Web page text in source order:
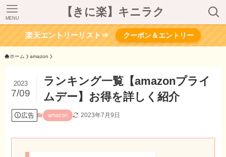
【きに楽】キニラク
MENU
楽天エントリーリスト⇒ クーポン＆エントリー
ホーム amazon
ランキング一覧【amazonプライ
ムデー】お得を詳しく紹介
2023
7/09
広告 amazon 2023年7月9日